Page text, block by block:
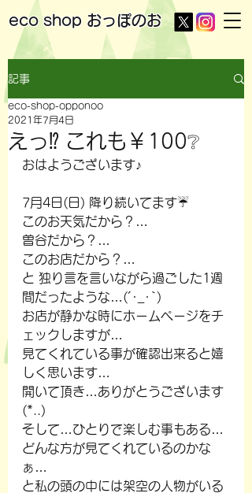
eco shop おっぽのお
記事
えっ⁉️ これも￥100❔
eco-shop-opponoo
2021年7月4日
おはようございます♪
7月4日(日) 降り続いてます☔
このお天気だから？…
曽谷だから？…
このお店だから？…
と 独り言を言いながら過ごした1週
間だったような…(´･_･`)
お店が静かな時にホームページをチ
ェックしますが…
見てくれている事が確認出来ると嬉
しく思います…
開いて頂き…ありがとうございます
(*..)
そして…ひとりで楽しむ事もある…
どんな方が見てくれているのかな
ぁ…
と私の頭の中には架空の人物がいる